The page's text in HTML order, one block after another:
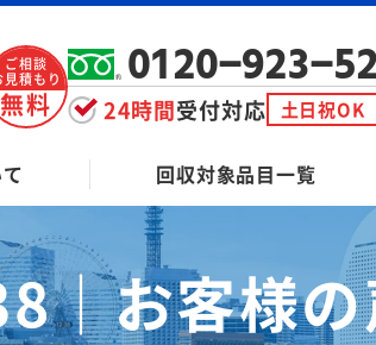
ご相談
見積もり
無料
0120-923-
24時間受付対応 土日祝OK
回収対象品目一覧
｜お客様